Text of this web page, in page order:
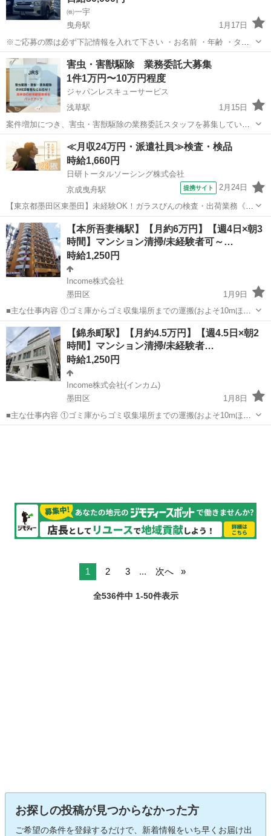
㈱一宇
曳舟駅
1月17日
※ご応募の際は必ず下記情報を入れて下さい ・お名前 ・年齢 ・タク
シー免許の取得日時 （二種免許お待ちでない方は支援制度もありま
す。お問い合わせ下さい） ・タクシー、ハイヤー会社での勤務実績及
びインバウンドの経験 ・外国語...
東京 墨田区 曳舟駅 その他 空港
害虫・害獣駆除 業務委託大募集
1件1万円〜10万円程度
ジャパンレスキューサービス
浅草駅
1月15日
案件増加につき、害虫・害獣駆除の業務委託スタッフを募集していま
す。 昨年は アリ・ゴキブリ・蜂の巣、不快害虫などの様々な案件が多
く、 人手不足でかなりの機会損失が出ました。 👉 今年、本気で稼ぎ
たい方には案件あります。 ...
東京 墨田区 浅草駅 その他 蜂の巣
≪月収24万円・派遣社員≫検査・検品
時給1,660円
日研トータルソーシング株式会社
京成曳舟駅
提携サイト 2月24日
【東京都墨田区東墨田】未経験OK！ガラスびんの検査・出荷業務《お
仕事No.5A1224-JS》 お仕事について ガラスびんの検査・出荷業務で
す。製造されたガラスびんの不良品を除去、びんの種類に応じた検査
機器の調整、出荷方法...
東京 墨田区 京成曳舟駅 その他
【本所吾妻橋駅】【月約6万円】【週4日×朝3
時間】マンション清掃/未経験者可～…
時給1,250円
Income株式会社
墨田区
1月9日
■主な仕事内容 ①ゴミ庫からゴミ収集場所までの運搬(およそ10mほど
を１日約10個ほど) ②エントランス・エレベーター・廊下・非常階段・
駐車駐輪場などの共用部分と外構の清掃（時間内で可能な範囲） ③清
掃結果の報告（指定...
東京 墨田区 その他 時給
【錦糸町駅】【月約4.5万円】【週4.5日×朝2
時間】マンション清掃/未経験者…
時給1,250円
Income株式会社(インカム)
墨田区
1月8日
■主な仕事内容 ①ゴミ庫からゴミ収集場所までの運搬(およそ10mほど
を１日約10個ほど) ②エントランス・エレベーター・廊下・非常階段・
1 2 3 ... 次へ
全536件中 1-50件表示
お探しの投稿が見つからなかった方
ご希望の条件を登録するだけで、新着情報をいち早くお届け出